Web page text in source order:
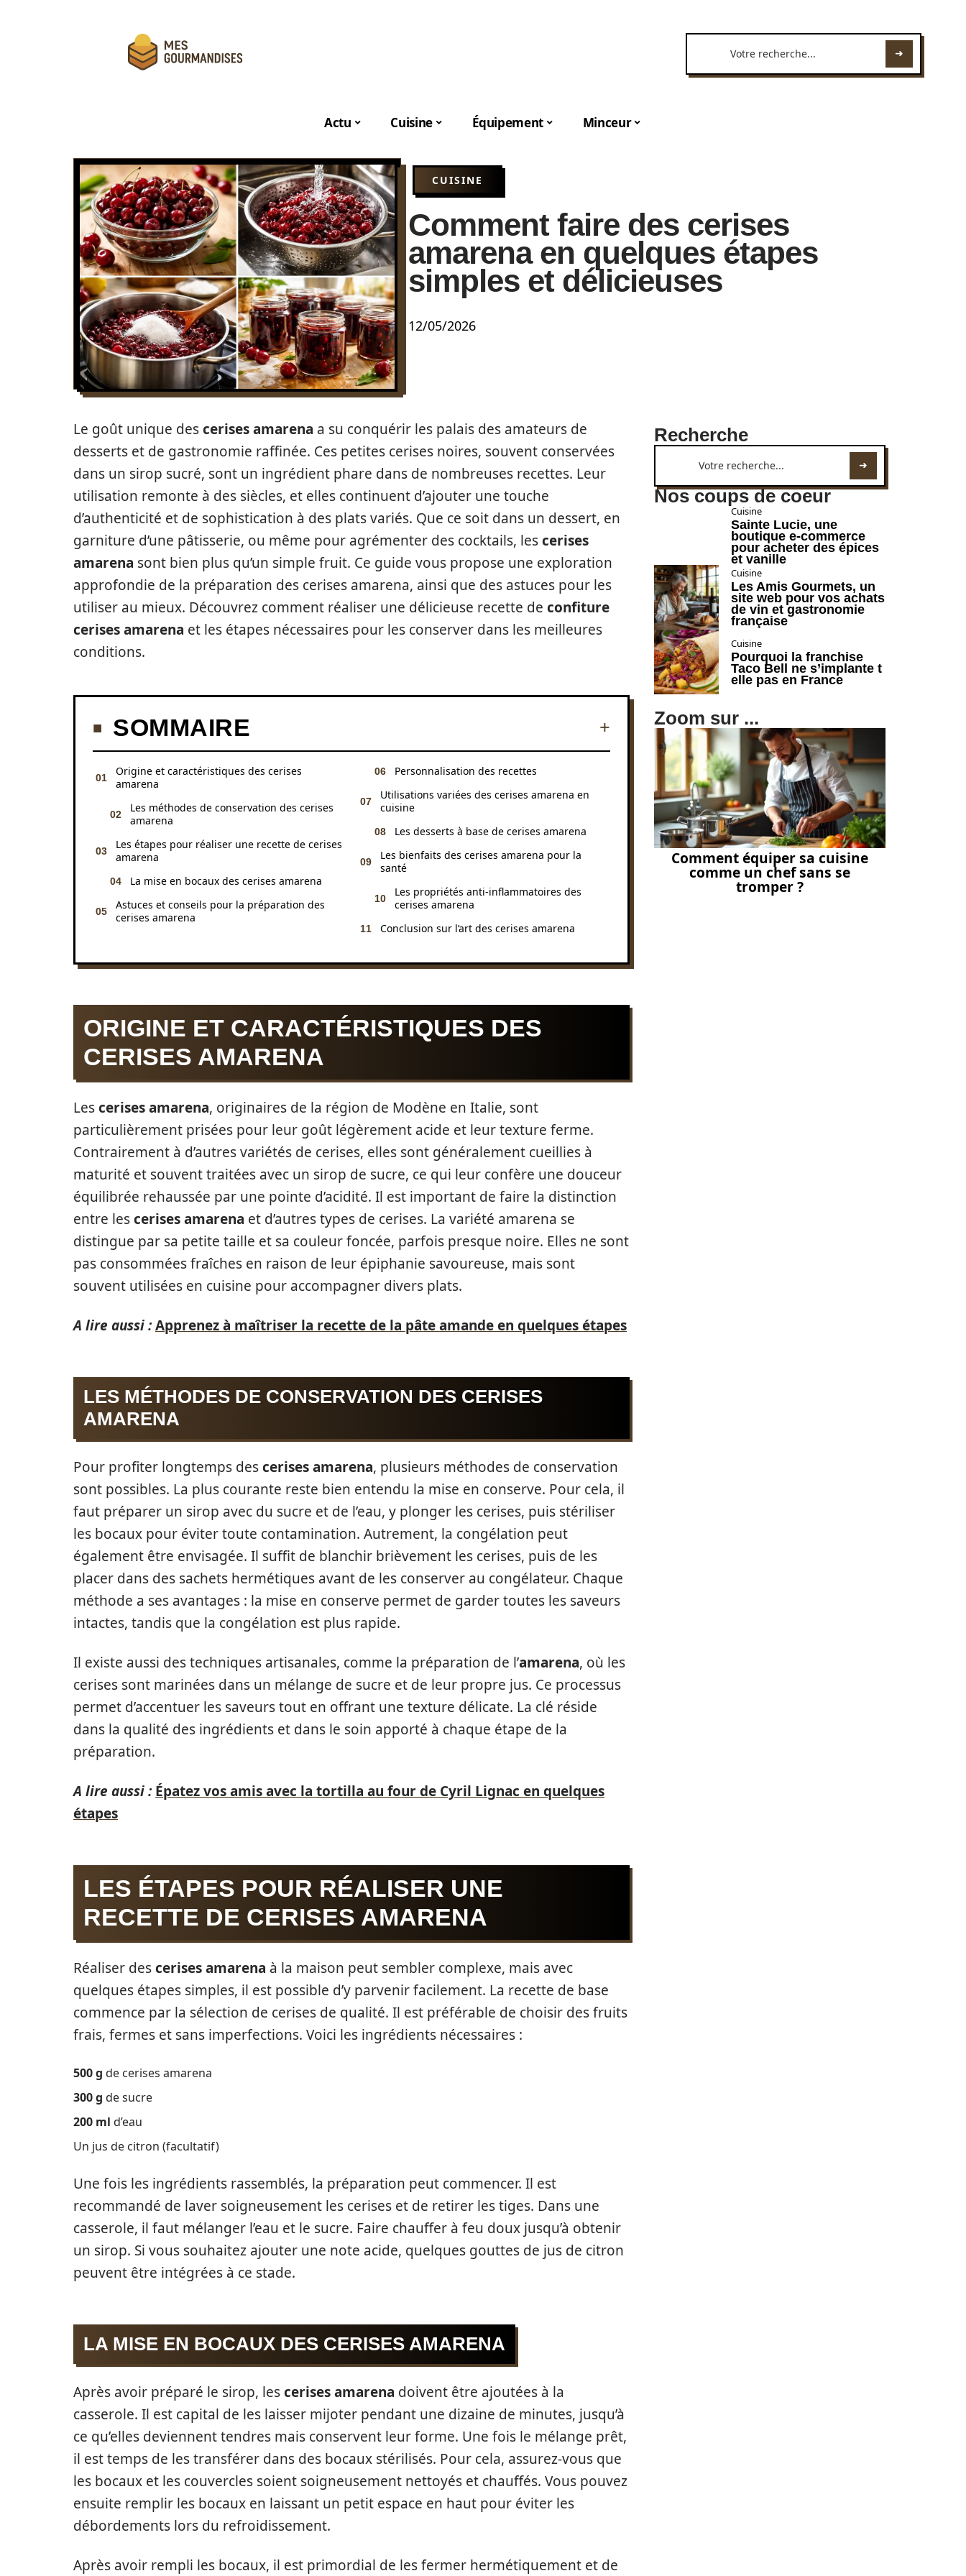
Actu Cuisine Équipement Minceur
CUISINE
Comment faire des cerises
amarena en quelques étapes
simples et délicieuses
12/05/2026
Le goût unique descerises amarena a su conquérir les palais des amateurs de
desserts et de gastronomie raffinée. Ces petites cerises noires, souvent conservées
dans un sirop sucré, sont un ingrédient phare dans de nombreuses recettes. Leur
utilisation remonte à des siècles, et elles continuent d’ajouter une touche
d’authenticité et de sophistication à des plats variés. Que ce soit dans un dessert, en
garniture d’une pâtisserie, ou même pour agrémenter des cocktails, lescerises
amarena sont bien plus qu’un simple fruit. Ce guide vous propose une exploration
approfondie de la préparation des cerises amarena, ainsi que des astuces pour les
utiliser au mieux. Découvrez comment réaliser une délicieuse recette de confiture
cerises amarena et les étapes nécessaires pour les conserver dans les meilleures
conditions.
SOMMAIRE
Origine et caractéristiques des cerises
amarena
Les méthodes de conservation des cerises
amarena
Les étapes pour réaliser une recette de cerises
amarena
La mise en bocaux des cerises amarena
Astuces et conseils pour la préparation des
cerises amarena
Personnalisation des recettes
Utilisations variées des cerises amarena en
cuisine
Les desserts à base de cerises amarena
Les bienfaits des cerises amarena pour la
santé
Les propriétés anti-inflammatoires des
cerises amarena
Conclusion sur l’art des cerises amarena
ORIGINE ET CARACTÉRISTIQUES DES
CERISES AMARENA
Lescerises amarena, originaires de la région de Modène en Italie, sont
particulièrement prisées pour leur goût légèrement acide et leur texture ferme.
Contrairement à d’autres variétés de cerises, elles sont généralement cueillies à
maturité et souvent traitées avec un sirop de sucre, ce qui leur confère une douceur
équilibrée rehaussée par une pointe d’acidité. Il est important de faire la distinction
entre lescerises amarena et d’autres types de cerises. La variété amarena se
distingue par sa petite taille et sa couleur foncée, parfois presque noire. Elles ne sont
pas consommées fraîches en raison de leur épiphanie savoureuse, mais sont
souvent utilisées en cuisine pour accompagner divers plats.
A lire aussi :Apprenez à maîtriser la recette de la pâte amande en quelques étapes
LES MÉTHODES DE CONSERVATION DES CERISES
AMARENA
Pour profiter longtemps descerises amarena, plusieurs méthodes de conservation
sont possibles. La plus courante reste bien entendu la mise en conserve. Pour cela, il
faut préparer un sirop avec du sucre et de l’eau, y plonger les cerises, puis stériliser
les bocaux pour éviter toute contamination. Autrement, la congélation peut
également être envisagée. Il suffit de blanchir brièvement les cerises, puis de les
placer dans des sachets hermétiques avant de les conserver au congélateur. Chaque
méthode a ses avantages : la mise en conserve permet de garder toutes les saveurs
intactes, tandis que la congélation est plus rapide.
Il existe aussi des techniques artisanales, comme la préparation de l’amarena, où les
cerises sont marinées dans un mélange de sucre et de leur propre jus. Ce processus
permet d’accentuer les saveurs tout en offrant une texture délicate. La clé réside
dans la qualité des ingrédients et dans le soin apporté à chaque étape de la
préparation.
A lire aussi : Épatez vos amis avec la tortilla au four de Cyril Lignac en quelques
étapes
LES ÉTAPES POUR RÉALISER UNE
RECETTE DE CERISES AMARENA
Réaliser descerises amarena à la maison peut sembler complexe, mais avec
quelques étapes simples, il est possible d’y parvenir facilement. La recette de base
commence par la sélection de cerises de qualité. Il est préférable de choisir des fruits
frais, fermes et sans imperfections. Voici les ingrédients nécessaires :
500 g de cerises amarena
300 g de sucre
200 ml d’eau
Un jus de citron (facultatif)
Une fois les ingrédients rassemblés, la préparation peut commencer. Il est
recommandé de laver soigneusement les cerises et de retirer les tiges. Dans une
casserole, il faut mélanger l’eau et le sucre. Faire chauffer à feu doux jusqu’à obtenir
un sirop. Si vous souhaitez ajouter une note acide, quelques gouttes de jus de citron
peuvent être intégrées à ce stade.
LA MISE EN BOCAUX DES CERISES AMARENA
Après avoir préparé le sirop, lescerises amarena doivent être ajoutées à la
casserole. Il est capital de les laisser mijoter pendant une dizaine de minutes, jusqu’à
ce qu’elles deviennent tendres mais conservent leur forme. Une fois le mélange prêt,
il est temps de les transférer dans des bocaux stérilisés. Pour cela, assurez-vous que
les bocaux et les couvercles soient soigneusement nettoyés et chauffés. Vous pouvez
ensuite remplir les bocaux en laissant un petit espace en haut pour éviter les
débordements lors du refroidissement.
Après avoir rempli les bocaux, il est primordial de les fermer hermétiquement et de
Recherche
Nos coups de coeur
Cuisine
Sainte Lucie, une
boutique e-commerce
pour acheter des épices
et vanille
Cuisine
Les Amis Gourmets, un
site web pour vos achats
de vin et gastronomie
française
Cuisine
Pourquoi la franchise
Taco Bell ne s’implante t
elle pas en France
Zoom sur ...
Comment équiper sa cuisine
comme un chef sans se
tromper ?